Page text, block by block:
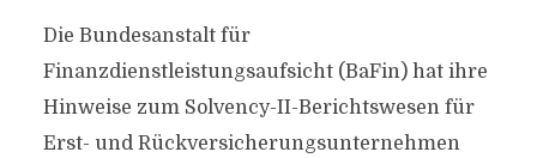
Die Bundesanstalt für
Finanzdienstleistungsaufsicht (BaFin) hat ihre
Hinweise zum Solvency-II-Berichtswesen für
Erst- und Rückversicherungsunternehmen